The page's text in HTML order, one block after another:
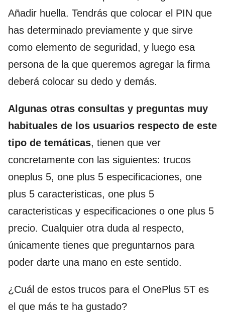
Añadir huella. Tendrás que colocar el PIN que
has determinado previamente y que sirve
como elemento de seguridad, y luego esa
persona de la que queremos agregar la firma
deberá colocar su dedo y demás.
Algunas otras consultas y preguntas muy
habituales de los usuarios respecto de este
tipo de temáticas, tienen que ver
concretamente con las siguientes: trucos
oneplus 5, one plus 5 especificaciones, one
plus 5 caracteristicas, one plus 5
caracteristicas y especificaciones o one plus 5
precio. Cualquier otra duda al respecto,
únicamente tienes que preguntarnos para
poder darte una mano en este sentido.
¿Cuál de estos trucos para el OnePlus 5T es
el que más te ha gustado?